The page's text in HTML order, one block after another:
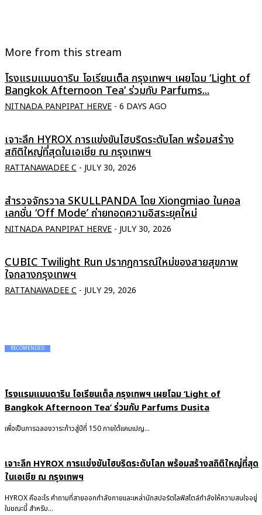
More from this stream
โรงแรมแมนดาริน โอเรียนเต็ล กรุงเทพฯ เผยโฉม ‘Light of
Bangkok Afternoon Tea’ ร่วมกับ Parfums...
NITNADA PANPIPAT HERVE - 6 DAYS AGO
เจาะลึก HYROX การแข่งขันไฮบริดระดับโลก พร้อมสร้าง
สถิติใหญ่ที่สุดในเอเชีย ณ กรุงเทพฯ
RATTANAWADEE C - JULY 30, 2026
สำรวจจักรวาล SKULLPANDA โดย Xiongmiao ในคอล
เลกชั่น ‘Off Mode’ ถ่ายทอดความอิสระยุคใหม่
NITNADA PANPIPAT HERVE - JULY 30, 2026
CUBIC Twilight Run ปรากฏการณ์ใหม่ของสายสุขภาพ
ใจกลางกรุงเทพฯ
RATTANAWADEE C - JULY 29, 2026
RECOMENDED
โรงแรมแมนดาริน โอเรียนเต็ล กรุงเทพฯ เผยโฉม ‘Light of
Bangkok Afternoon Tea’ ร่วมกับ Parfums Dusita
เพื่อเป็นการฉลองวาระก้าวสู่ปีที่ 150 ภายใต้แคมเปญ...
เจาะลึก HYROX การแข่งขันไฮบริดระดับโลก พร้อมสร้างสถิติใหญ่ที่สุด
ในเอเชีย ณ กรุงเทพฯ
HYROX คืออะไร คำถามที่สายออกกำลังกายและเหล่านักสปอร์ตไลฟ์สไตล์กำลังให้ความสนใจอยู่
ในขณะนี้ สำหรับ...